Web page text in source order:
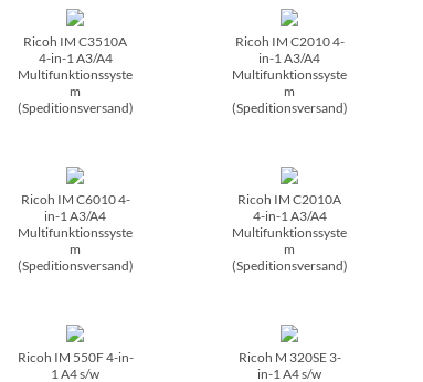
Ricoh IM C3510A
4-in-1 A3/­A4
Multifunktionssyste
m
(Speditionsversand)
Ricoh IM C2010 4-
in-1 A3/­A4
Multifunktionssyste
m
(Speditionsversand)
Ricoh IM C6010 4-
in-1 A3/­A4
Multifunktionssyste
m
(Speditionsversand)
Ricoh IM C2010A
4-in-1 A3/­A4
Multifunktionssyste
m
(Speditionsversand)
Ricoh IM 550F 4-in-
1 A4 s/­w
Ricoh M 320SE 3-
in-1 A4 s/­w